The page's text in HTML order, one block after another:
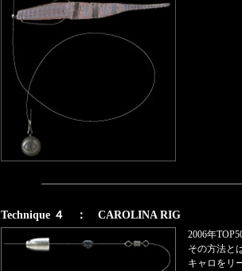
Technique ４ ： CAROLINA RIG
2006年
その方法と
キャロをリ